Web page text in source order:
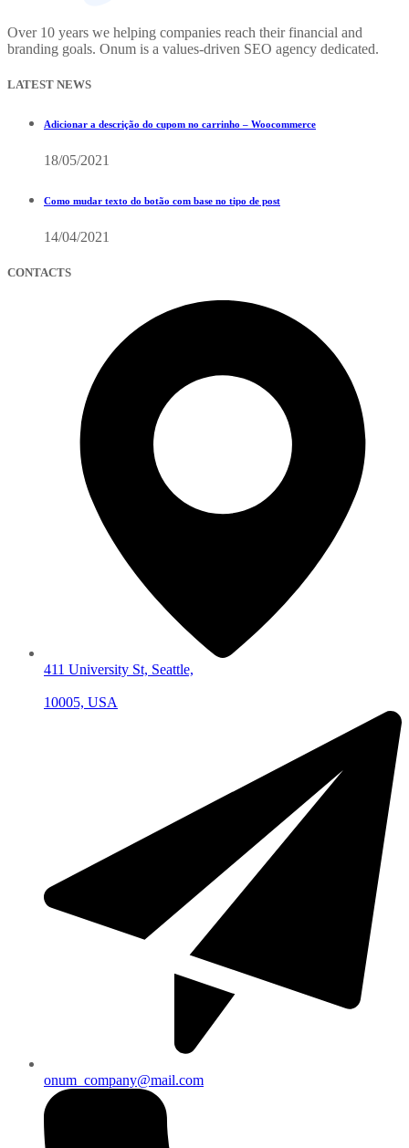
Over 10 years we helping companies reach their financial and
branding goals. Onum is a values-driven SEO agency dedicated.
LATEST NEWS
Adicionar a descrição do cupom no carrinho – Woocommerce
18/05/2021
Como mudar texto do botão com base no tipo de post
14/04/2021
CONTACTS
411 University St, Seattle,
10005, USA
onum_company@mail.com